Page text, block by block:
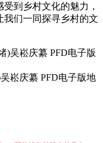
到乡村文化的魅力，
我们一同探寻乡村的文
崧庆纂 PFD电子版地